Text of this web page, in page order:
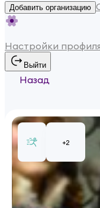
Добавить организацию
Настройки профиля
Выйти
Назад
+2